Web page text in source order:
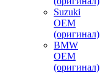
Suzuki
OEM
(оригинал)
BMW
OEM
(оригинал)